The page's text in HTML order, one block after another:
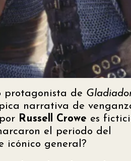
protagonista de
narrativa de
Russell Crowe es
el periodo del
icónico general?